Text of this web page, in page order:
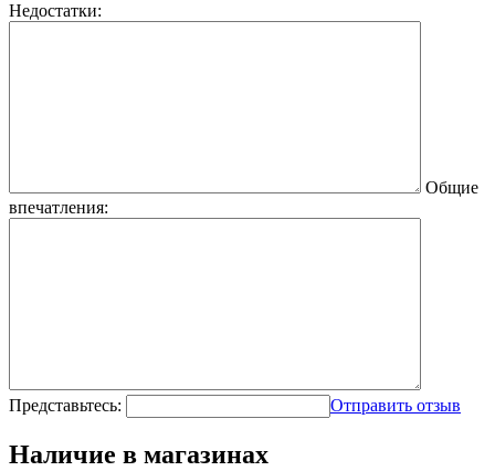
Недостатки:
Общие
впечатления:
Представьтесь: Отправить отзыв
Наличие в магазинах